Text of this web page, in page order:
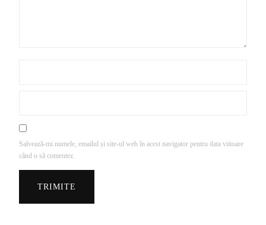
Salvează-mi numele, emailul și site-ul web în acest navigator pentru data viitoare
când o să comentez.